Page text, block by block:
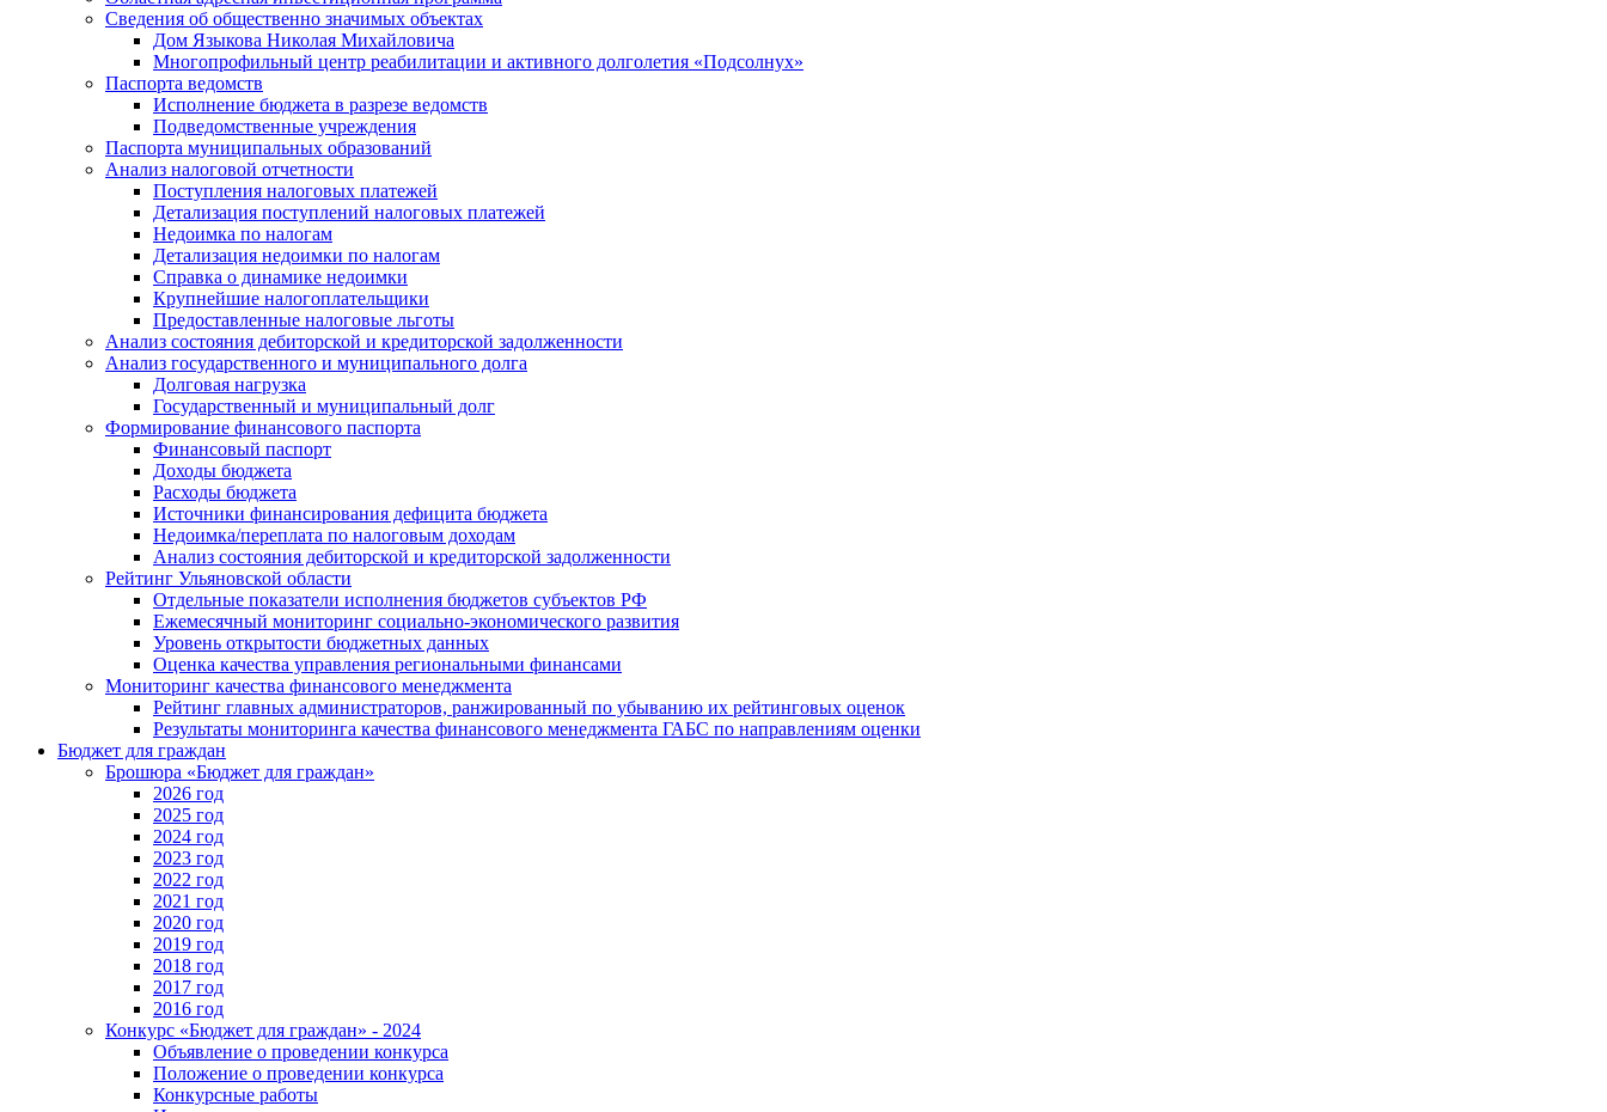
Сведения об общественно значимых объектах
Дом Языкова Николая Михайловича
Многопрофильный центр реабилитации и активного долголетия «Подсолнух»
Паспорта ведомств
Исполнение бюджета в разрезе ведомств
Подведомственные учреждения
Паспорта муниципальных образований
Анализ налоговой отчетности
Поступления налоговых платежей
Детализация поступлений налоговых платежей
Недоимка по налогам
Детализация недоимки по налогам
Справка о динамике недоимки
Крупнейшие налогоплательщики
Предоставленные налоговые льготы
Анализ состояния дебиторской и кредиторской задолженности
Анализ государственного и муниципального долга
Долговая нагрузка
Государственный и муниципальный долг
Формирование финансового паспорта
Финансовый паспорт
Доходы бюджета
Расходы бюджета
Источники финансирования дефицита бюджета
Недоимка/переплата по налоговым доходам
Анализ состояния дебиторской и кредиторской задолженности
Рейтинг Ульяновской области
Отдельные показатели исполнения бюджетов субъектов РФ
Ежемесячный мониторинг социально-экономического развития
Уровень открытости бюджетных данных
Оценка качества управления региональными финансами
Мониторинг качества финансового менеджмента
Рейтинг главных администраторов, ранжированный по убыванию их рейтинговых оценок
Результаты мониторинга качества финансового менеджмента ГАБС по направлениям оценки
Бюджет для граждан
Брошюра «Бюджет для граждан»
2026 год
2025 год
2024 год
2023 год
2022 год
2021 год
2020 год
2019 год
2018 год
2017 год
2016 год
Конкурс «Бюджет для граждан» - 2024
Объявление о проведении конкурса
Положение о проведении конкурса
Конкурсные работы